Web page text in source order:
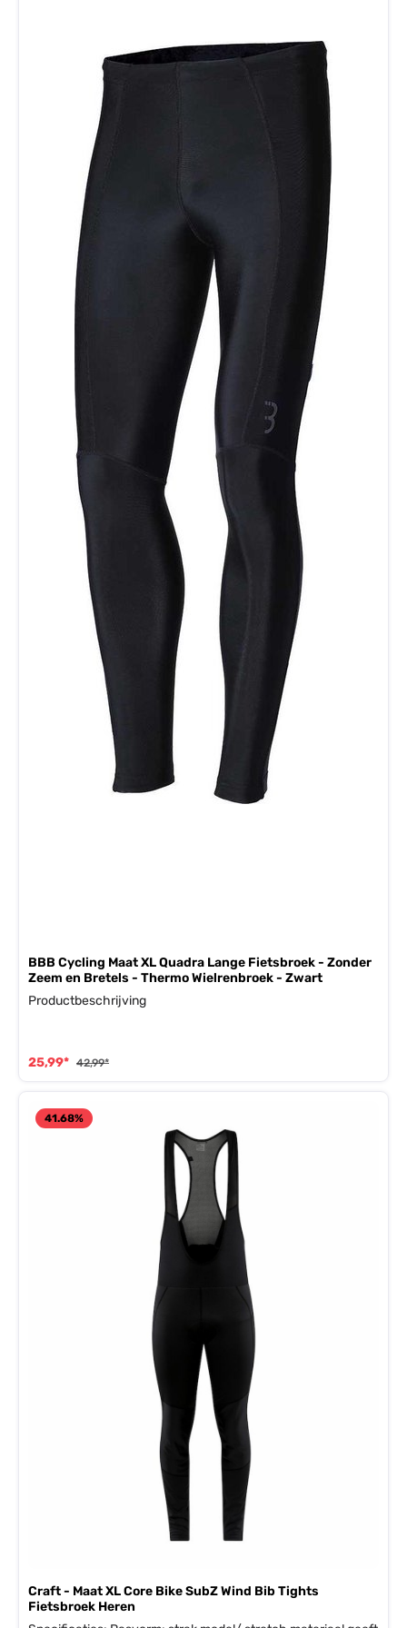
BBB Cycling Maat XL Quadra Lange Fietsbroek - Zonder
Zeem en Bretels - Thermo Wielrenbroek - Zwart
Productbeschrijving
25,99* 42,99*
41.68%
Craft - Maat XL Core Bike SubZ Wind Bib Tights
Fietsbroek Heren